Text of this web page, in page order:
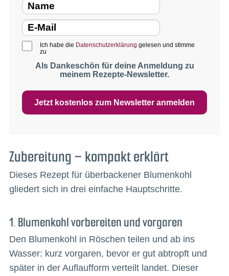
Ich habe die Datenschutzerklärung gelesen und stimme
zu
Als Dankeschön für deine Anmeldung zu
meinem Rezepte-Newsletter.
Jetzt kostenlos zum Newsletter anmelden
Zubereitung – kompakt erklärt
Dieses Rezept für überbackener Blumenkohl
gliedert sich in drei einfache Hauptschritte.
1. Blumenkohl vorbereiten und vorgaren
Den Blumenkohl in Röschen teilen und ab ins
Wasser: kurz vorgaren, bevor er gut abtropft und
später in der Auflaufform verteilt landet. Dieser